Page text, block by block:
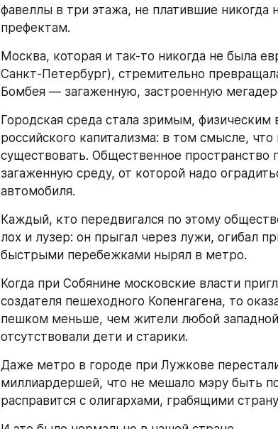
фавеллы в три этажа, не платившие никогда
префектам.
Москва, которая и так-то никогда не была
Санкт-Петербург), стремительно
Бомбея — загаженную, застроенную
Городская среда стала зримым,
российского капитализма: в том смысле,
существовать. Общественное пространство
загаженную среду, от которой надо
автомобиля.
Каждый, кто передвигался по этому
лох и лузер: он прыгал через лужи, огибал
быстрыми перебежками нырял в метро.
Когда при Собянине московские власти
создателя пешеходного Копенгагена, то
пешком меньше, чем жители любой
отсутствовали дети и старики.
Даже метро в городе при Лужкове
миллиардершей, что не мешало мэру быть
расправится с олигархами, грабящими